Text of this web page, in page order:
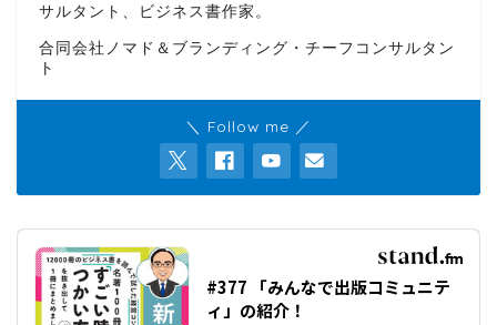
サルタント、ビジネス書作家。
合同会社ノマド＆ブランディング・チーフコンサルタン
ト
＼ Follow me ／